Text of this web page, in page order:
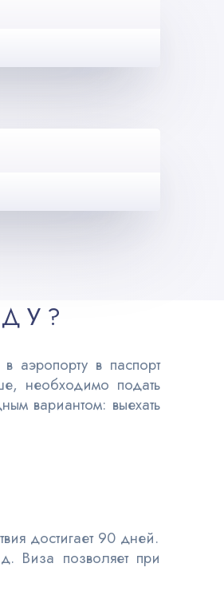
в паспорт
необходимо подать
вариантом: выехать
достигает 90 дней.
Виза позволяет при